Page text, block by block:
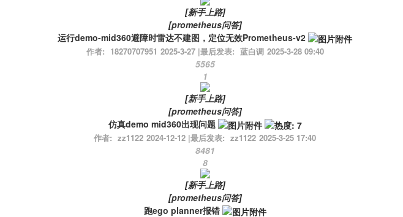
[新手上路]
[prometheus问答]
运行demo-mid360避障时雷达不建图，定位无效Prometheus-v2
作者: 18270707951 2025-3-27 |最后发表: 蓝白调 2025-3-28 09:40
5565
1
[新手上路]
[prometheus问答]
仿真demo mid360出现问题
作者: zz1122 2024-12-12 |最后发表: zz1122 2025-3-25 17:40
8481
8
[新手上路]
[prometheus问答]
跑ego planner报错